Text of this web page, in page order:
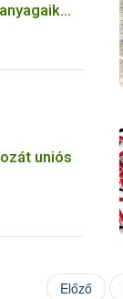
uniós
Előző